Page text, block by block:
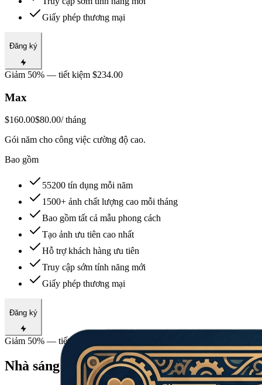
Giấy phép thương mại
Đăng ký
Giảm 50% — tiết kiệm $234.00
Max
$160.00$80.00/ tháng
Gói năm cho công việc cường độ cao.
Bao gồm
55200 tín dụng mỗi năm
1500+ ảnh chất lượng cao mỗi tháng
Bao gồm tất cả mẫu phong cách
Tạo ảnh ưu tiên cao nhất
Hỗ trợ khách hàng ưu tiên
Truy cập sớm tính năng mới
Giấy phép thương mại
Đăng ký
Giảm 50% — tiết kiệm $960.00
Nhà sáng tạo thẻ nói gì về Card Maker